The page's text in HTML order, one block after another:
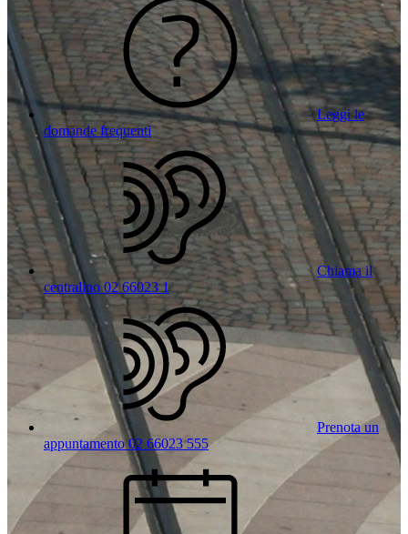
Leggi le
domande frequenti
Chiama il
centralino 02 66023 1
Prenota un
appuntamento 02 66023 555